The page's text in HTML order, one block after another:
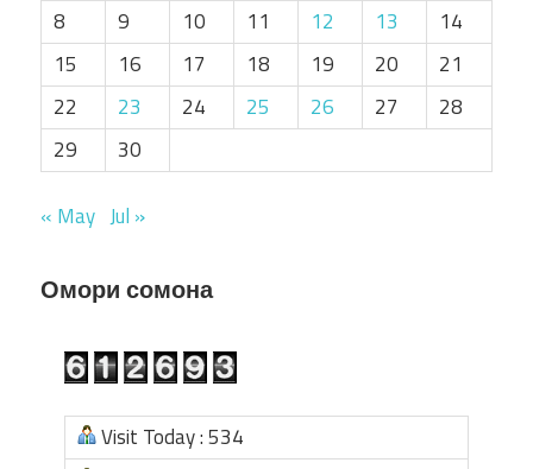
8
9 10 11 12 13
14
15
16 17 18 19 20
21
22
23 24 25 26 27
28
29
30
« May Jul »
Омори сомона
Visit Today : 534